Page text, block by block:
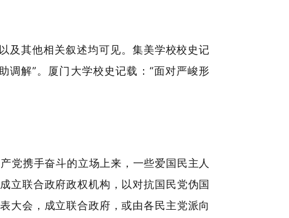
及其他相关叙述均可见。集美学校校史记
调解”。厦门大学校史记载：“面对严峻形
党携手奋斗的立场上来，一些爱国民主人
立联合政府政权机构，以对抗国民党伪国
大会，成立联合政府，或由各民主党派向